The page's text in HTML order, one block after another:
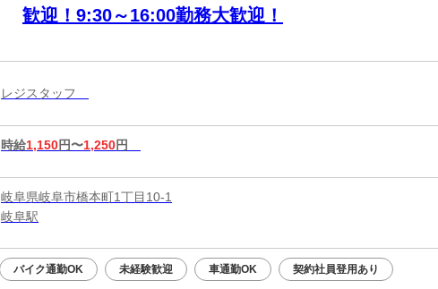
歓迎！9:30～16:00勤務大歓迎！
レジスタッフ
時給1,150円〜1,250円
岐阜県岐阜市橋本町1丁目10-1
岐阜駅
バイク通勤OK 未経験歓迎 車通勤OK 契約社員登用あり